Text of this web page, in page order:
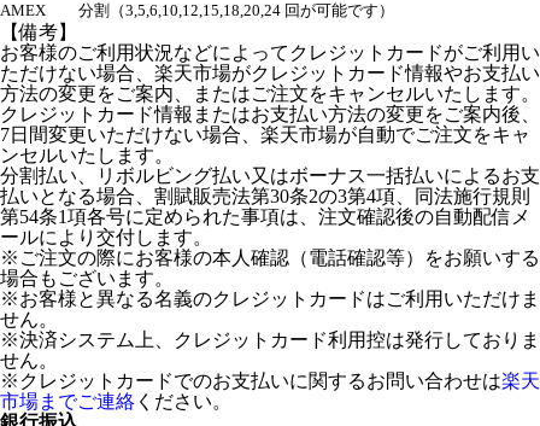
AMEX
分割（3,5,6,10,12,15,18,20,24 回が可能です）
【備考】
お客様のご利用状況などによってクレジットカードがご利用い
ただけない場合、楽天市場がクレジットカード情報やお支払い
方法の変更をご案内、またはご注文をキャンセルいたします。
クレジットカード情報またはお支払い方法の変更をご案内後、
7日間変更いただけない場合、楽天市場が自動でご注文をキャ
ンセルいたします。
分割払い、リボルビング払い又はボーナス一括払いによるお支
払いとなる場合、割賦販売法第30条2の3第4項、同法施行規則
第54条1項各号に定められた事項は、注文確認後の自動配信メ
ールにより交付します。
※ご注文の際にお客様の本人確認（電話確認等）をお願いする
場合もございます。
※お客様と異なる名義のクレジットカードはご利用いただけま
せん。
※決済システム上、クレジットカード利用控は発行しておりま
せん。
※クレジットカードでのお支払いに関するお問い合わせは楽天
市場までご連絡 ください。